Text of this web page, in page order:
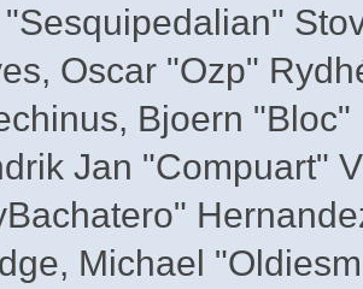
Oscar "Ozp"
Bjoern
Jan "Compuart"
Michael